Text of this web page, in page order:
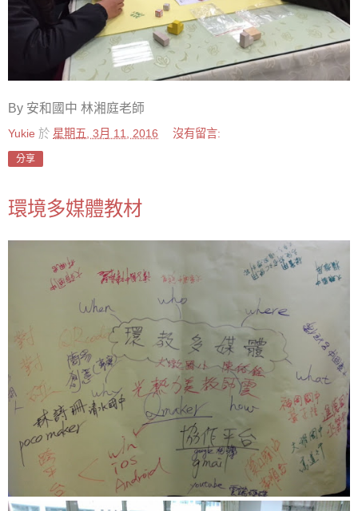
By 安和國中 林湘庭老師
Yukie 於 星期五, 3月 11, 2016 沒有留言:
分享
環境多媒體教材